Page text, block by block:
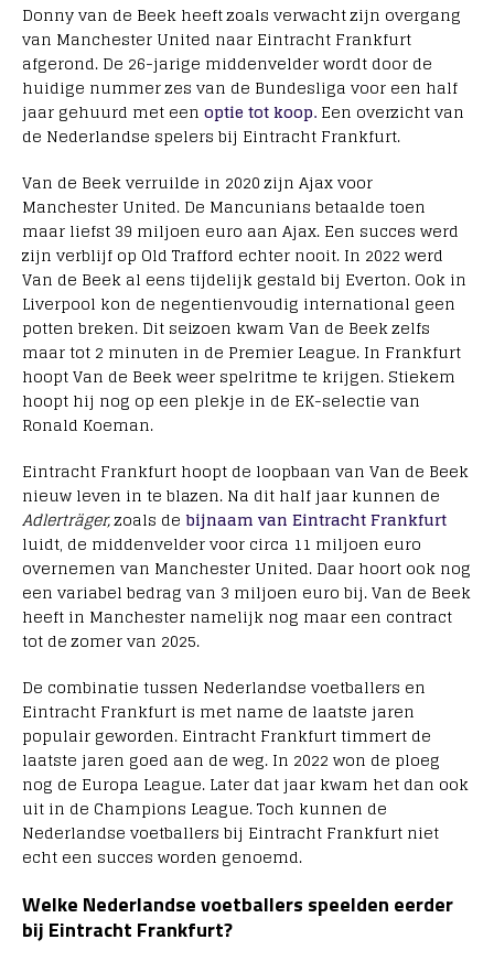
Donny van de Beek heeft zoals verwacht zijn overgang
van Manchester United naar Eintracht Frankfurt
afgerond. De 26-jarige middenvelder wordt door de
huidige nummer zes van de Bundesliga voor een half
jaar gehuurd met een optie tot koop. Een overzicht van
de Nederlandse spelers bij Eintracht Frankfurt.
Van de Beek verruilde in 2020 zijn Ajax voor
Manchester United. De Mancunians betaalde toen
maar liefst 39 miljoen euro aan Ajax. Een succes werd
zijn verblijf op Old Trafford echter nooit. In 2022 werd
Van de Beek al eens tijdelijk gestald bij Everton. Ook in
Liverpool kon de negentienvoudig international geen
potten breken. Dit seizoen kwam Van de Beek zelfs
maar tot 2 minuten in de Premier League. In Frankfurt
hoopt Van de Beek weer spelritme te krijgen. Stiekem
hoopt hij nog op een plekje in de EK-selectie van
Ronald Koeman.
Eintracht Frankfurt hoopt de loopbaan van Van de Beek
nieuw leven in te blazen. Na dit half jaar kunnen de
Adlerträger,zoals de bijnaam van Eintracht Frankfurt
luidt, de middenvelder voor circa 11 miljoen euro
overnemen van Manchester United. Daar hoort ook nog
een variabel bedrag van 3 miljoen euro bij. Van de Beek
heeft in Manchester namelijk nog maar een contract
tot de zomer van 2025.
De combinatie tussen Nederlandse voetballers en
Eintracht Frankfurt is met name de laatste jaren
populair geworden. Eintracht Frankfurt timmert de
laatste jaren goed aan de weg. In 2022 won de ploeg
nog de Europa League. Later dat jaar kwam het dan ook
uit in de Champions League. Toch kunnen de
Nederlandse voetballers bij Eintracht Frankfurt niet
echt een succes worden genoemd.
Welke Nederlandse voetballers speelden eerder
bij Eintracht Frankfurt?